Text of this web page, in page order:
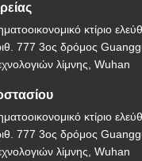
κτίριο
777 3ος δρόμος
λίμνης, Wuhan
κτίριο
777 3ος δρόμος
λίμνης, Wuhan